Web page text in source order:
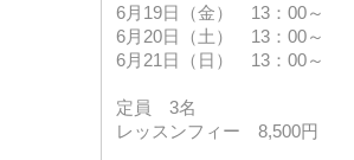
6月19日（金） 13：
6月20日（土） 13：
6月21日（日） 13：00
定員 3名
レッスンフィー 8,500円